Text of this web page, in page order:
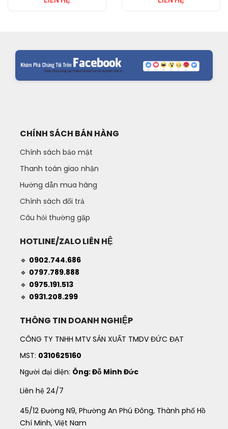
CHÍNH SÁCH BÁN HÀNG
Chính sách bảo mật
Thanh toán giao nhận
Hướng dẫn mua hàng
Chính sách đổi trả
Câu hỏi thường gặp
HOTLINE/ZALO LIÊN HỆ
🔹 0902.744.686
🔹 0797.789.888
🔹 0975.191.513
🔹 0931.208.299
THÔNG TIN DOANH NGHIỆP
CÔNG TY TNHH MTV SẢN XUẤT TMDV ĐỨC ĐẠT
MST: 0310625160
Người đại diện: Ông: Đỗ Minh Đức
Liên hệ 24/7
45/12 Đường N9, Phường An Phú Đông, Thành phố Hồ
Chí Minh, Việt Nam